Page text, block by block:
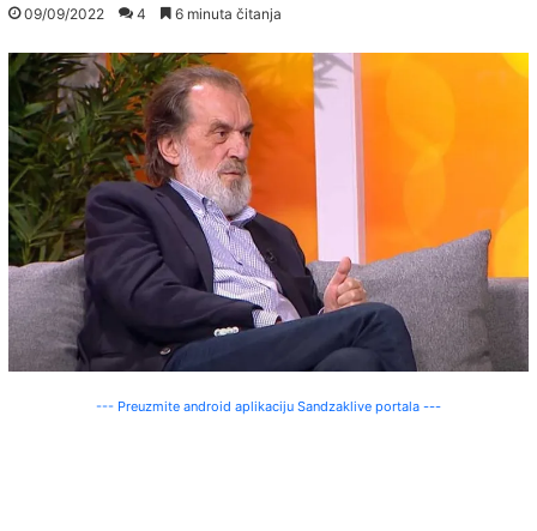
09/09/2022 4 6 minuta čitanja
--- Preuzmite android aplikaciju Sandzaklive portala ---